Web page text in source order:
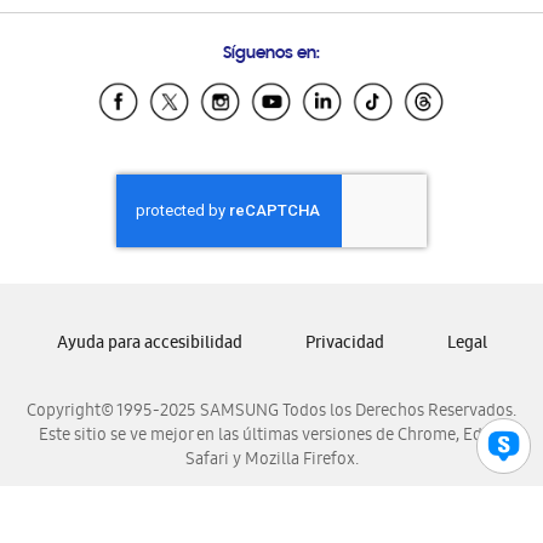
Samsung Ecuador
Samsung El Salvador
Samsung Honduras
Samsung Nicaragua
Samsung Panamá
Samsung Venezuela
Síguenos en:
Copyright© 1995-2025 SAMSUNG Todos los Derechos Reservados.
Este sitio se ve mejor en las últimas versiones de Chrome, Edge,
Safari y Mozilla Firefox.
Ayuda para accesibilidad Privacidad Legal